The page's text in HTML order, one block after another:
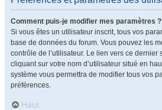
Comment puis-je modifier mes paramètres ?
Si vous êtes un utilisateur inscrit, tous vos
base de données du forum. Vous pouvez les
contrôle de l’utilisateur. Le lien vers ce dernier
cliquant sur votre nom d’utilisateur situé en
système vous permettra de modifier tous vos
préférences.
Haut